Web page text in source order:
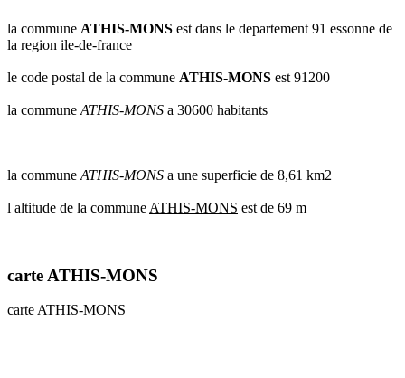
communes
val
oise
val
communes
radar
la commune ATHIS-MONS est dans le departement 91 essonne de
la region ile-de-france
le code postal de la commune ATHIS-MONS est 91200
la commune ATHIS-MONS a 30600 habitants
la commune ATHIS-MONS a une superficie de 8,61 km2
l altitude de la commune ATHIS-MONS est de 69 m
carte ATHIS-MONS
carte ATHIS-MONS